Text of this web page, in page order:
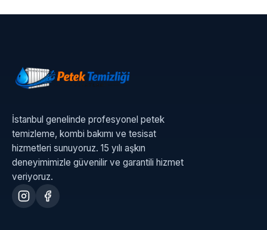
İstanbul genelinde profesyonel petek
temizleme, kombi bakımı ve tesisat
hizmetleri sunuyoruz. 15 yılı aşkın
deneyimimizle güvenilir ve garantili hizmet
veriyoruz.